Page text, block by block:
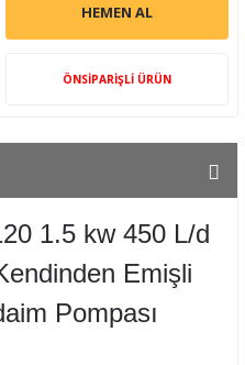
HEMEN AL
ÖNSİPARİŞLİ ÜRÜN
1.5 kw 450 L/d
Emişli
Pompası